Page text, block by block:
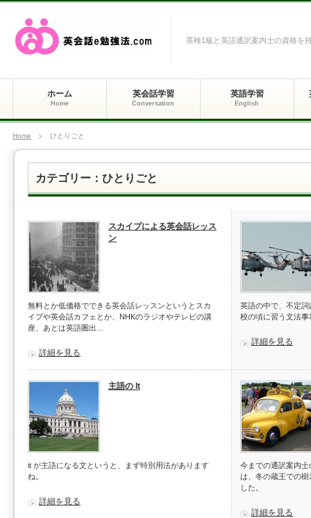
英検1級と英語通訳案内士の資格を
ホーム
Home
英会話学習
Conversation
英語学習
English
Home ひとりごと
カテゴリー：ひとりごと
スカイプによる英会話レッス
ン
無料とか低価格でできる英会話レッスンというとスカ
イプや英会話カフェとか、NHKのラジオやテレビの講
座、あとは英語圏出…
詳細を見る
英語の中で、不定
校の頃に習う文法事
詳細を見る
主語の It
it が主語になる文というと、まず特別用法があります
ね。
詳細を見る
今までの通訳案内
は、冬の蔵王での
した。
詳細を見る